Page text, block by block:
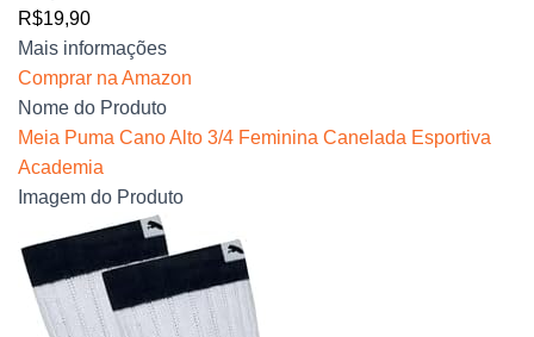
R$19,90
Mais informações
Comprar na Amazon
Nome do Produto
Meia Puma Cano Alto 3/4 Feminina Canelada Esportiva
Academia
Imagem do Produto